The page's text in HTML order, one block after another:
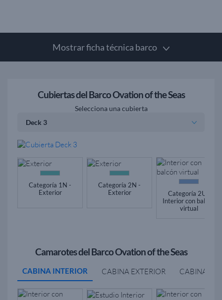
Mostrar ficha técnica barco
Cubiertas del Barco Ovation of the Seas
Selecciona una cubierta
Categoría 1N -
Exterior
Categoría 2N -
Exterior
Categoría 2U -
Interior con balcón
virtual
Camarotes del Barco Ovation of the Seas
CABINA INTERIOR CABINA EXTERIOR CABINA